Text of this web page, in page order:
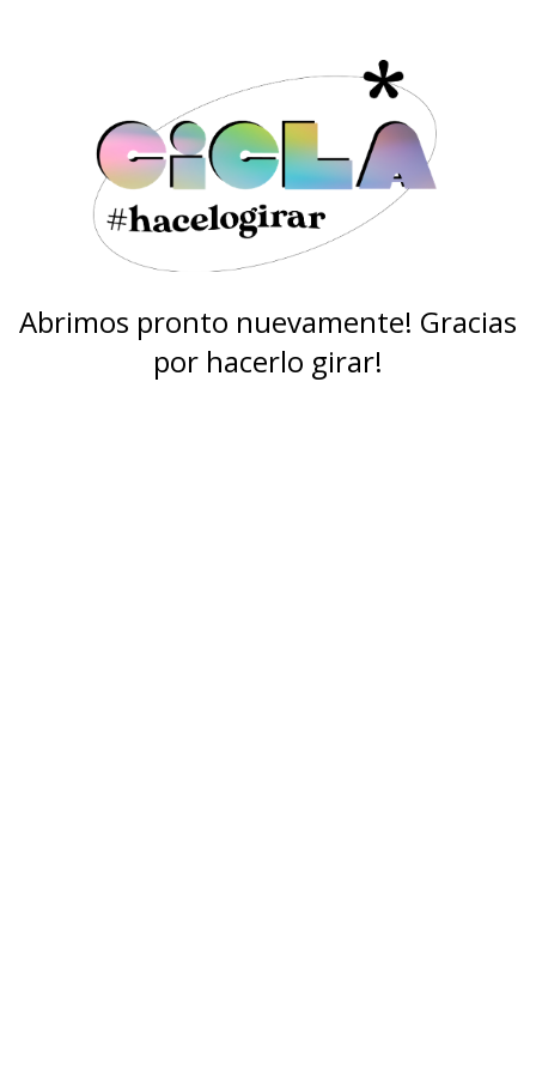
Abrimos pronto nuevamente! Gracias
por hacerlo girar!